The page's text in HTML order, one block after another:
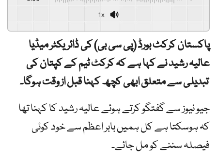
1x
پاکستان کرکٹ بورڈ (پی سی بی) کی ڈائریکٹر میڈیا
عالیہ رشید نے کہا ہے کہ کرکٹ ٹیم کے کپتان کی
تبدیلی سے متعلق ابھی کچھ کہنا قبل از وقت ہوگا۔
جیو نیوز سے گفتگو کرتے ہوئے عالیہ رشید کا کہنا تھا
کہ ہوسکتا ہے کل ہمیں بابر اعظم سے خود کوئی
فیصلہ سننے کو مل جائے۔